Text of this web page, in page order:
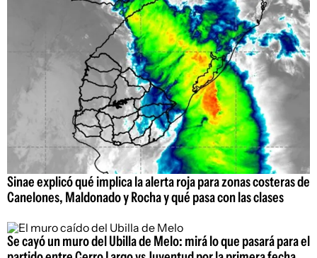
Sinae explicó qué implica la alerta roja para zonas costeras de
Canelones, Maldonado y Rocha y qué pasa con las clases
Se cayó un muro del Ubilla de Melo: mirá lo que pasará para el